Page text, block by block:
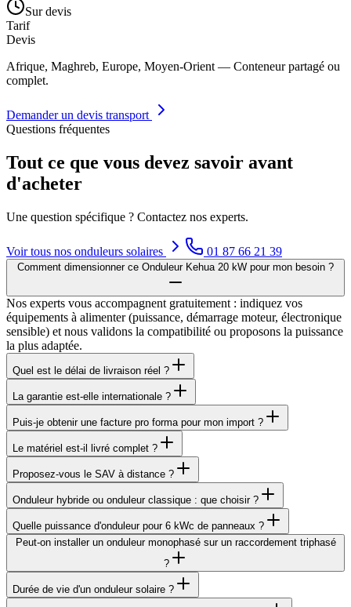
Sur devis
Tarif
Devis
Afrique, Maghreb, Europe, Moyen-Orient — Conteneur partagé ou
complet.
Demander un devis transport
Questions fréquentes
Tout ce que vous devez savoir avant
d'acheter
Une question spécifique ? Contactez nos experts.
Voir tous nos onduleurs solaires 01 87 66 21 39
Comment dimensionner ce Onduleur Kehua 20 kW pour mon besoin ?
Nos experts vous accompagnent gratuitement : indiquez vos
équipements à alimenter (puissance, démarrage moteur, électronique
sensible) et nous validons la compatibilité ou proposons la puissance
la plus adaptée.
Quel est le délai de livraison réel ?
La garantie est-elle internationale ?
Puis-je obtenir une facture pro forma pour mon import ?
Le matériel est-il livré complet ?
Proposez-vous le SAV à distance ?
Onduleur hybride ou onduleur classique : que choisir ?
Quelle puissance d'onduleur pour 6 kWc de panneaux ?
Peut-on installer un onduleur monophasé sur un raccordement triphasé
?
Durée de vie d'un onduleur solaire ?